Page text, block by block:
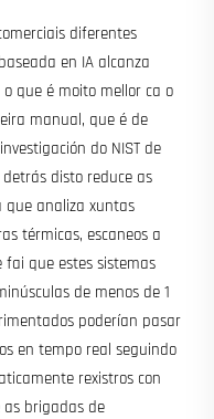
diferentes
en IA alcanza
que é moito mellor ca o
manual, que é de
do NIST de
disto reduce as
que analiza xuntas
térmicas, escaneos a
fai que estes sistemas
de menos de 1
poderían pasar
en tempo real seguindo
rexistros con
as brigadas de